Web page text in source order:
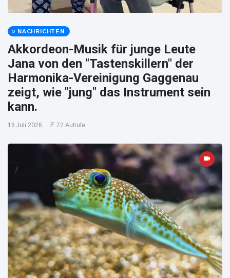
NACHRICHTEN
Akkordeon-Musik für junge Leute
Jana von den "Tastenskillern" der
Harmonika-Vereinigung Gaggenau
zeigt, wie "jung" das Instrument sein
kann.
16 Juli 2026 72 Aufrufe